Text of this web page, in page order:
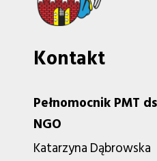
Kontakt
Pełnomocnik PMT
NGO
Katarzyna Dąbrowska